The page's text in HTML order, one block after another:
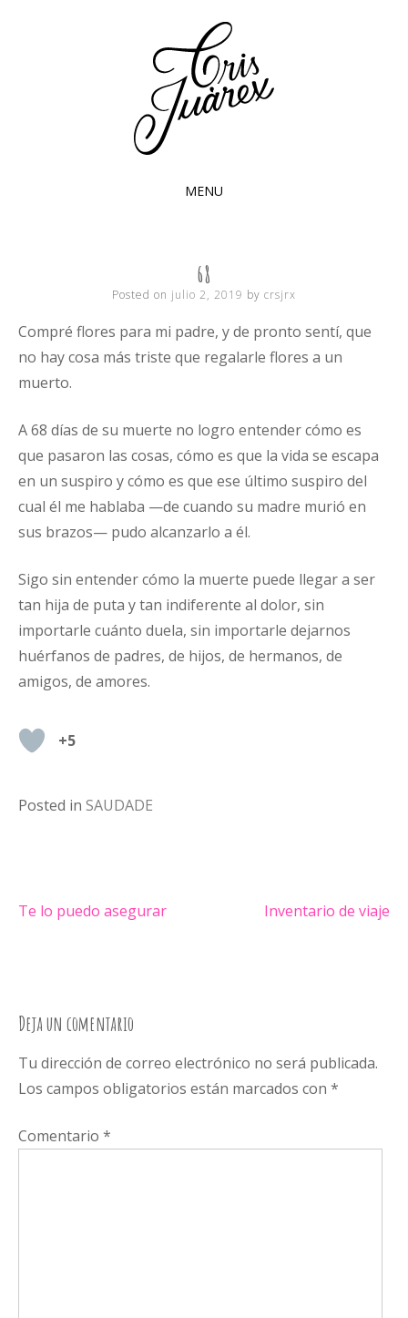
LOCAS
EN EL
CORAZÓN
MENU
68
Posted on julio 2, 2019 by crsjrx
Compré flores para mi padre, y de pronto sentí, que
no hay cosa más triste que regalarle flores a un
muerto.
A 68 días de su muerte no logro entender cómo es
que pasaron las cosas, cómo es que la vida se escapa
en un suspiro y cómo es que ese último suspiro del
cual él me hablaba —de cuando su madre murió en
sus brazos— pudo alcanzarlo a él.
Sigo sin entender cómo la muerte puede llegar a ser
tan hija de puta y tan indiferente al dolor, sin
importarle cuánto duela, sin importarle dejarnos
huérfanos de padres, de hijos, de hermanos, de
amigos, de amores.
+5
Posted in SAUDADE
Navegación
entradas
Te lo puedo asegurar Inventario de viaje
Deja un comentario
Tu dirección de correo electrónico no será publicada.
Los campos obligatorios están marcados con *
Comentario *